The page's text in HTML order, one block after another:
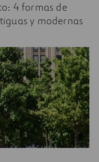
4 formas de
y modernas